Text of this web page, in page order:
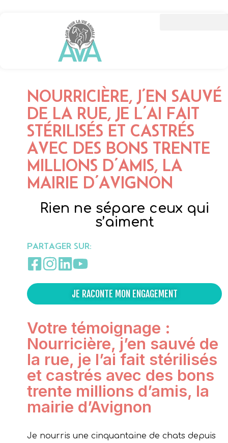
NOURRICIÈRE, J’EN SAUVÉ
DE LA RUE, JE L’AI FAIT
STÉRILISÉS ET CASTRÉS
AVEC DES BONS TRENTE
MILLIONS D’AMIS, LA
MAIRIE D’AVIGNON
Rien ne sépare ceux qui
s’aiment
PARTAGER SUR:
JE RACONTE MON ENGAGEMENT
Votre témoignage :
Nourricière, j’en sauvé de
la rue, je l’ai fait stérilisés
et castrés avec des bons
trente millions d’amis, la
mairie d’Avignon
Je nourris une cinquantaine de chats depuis